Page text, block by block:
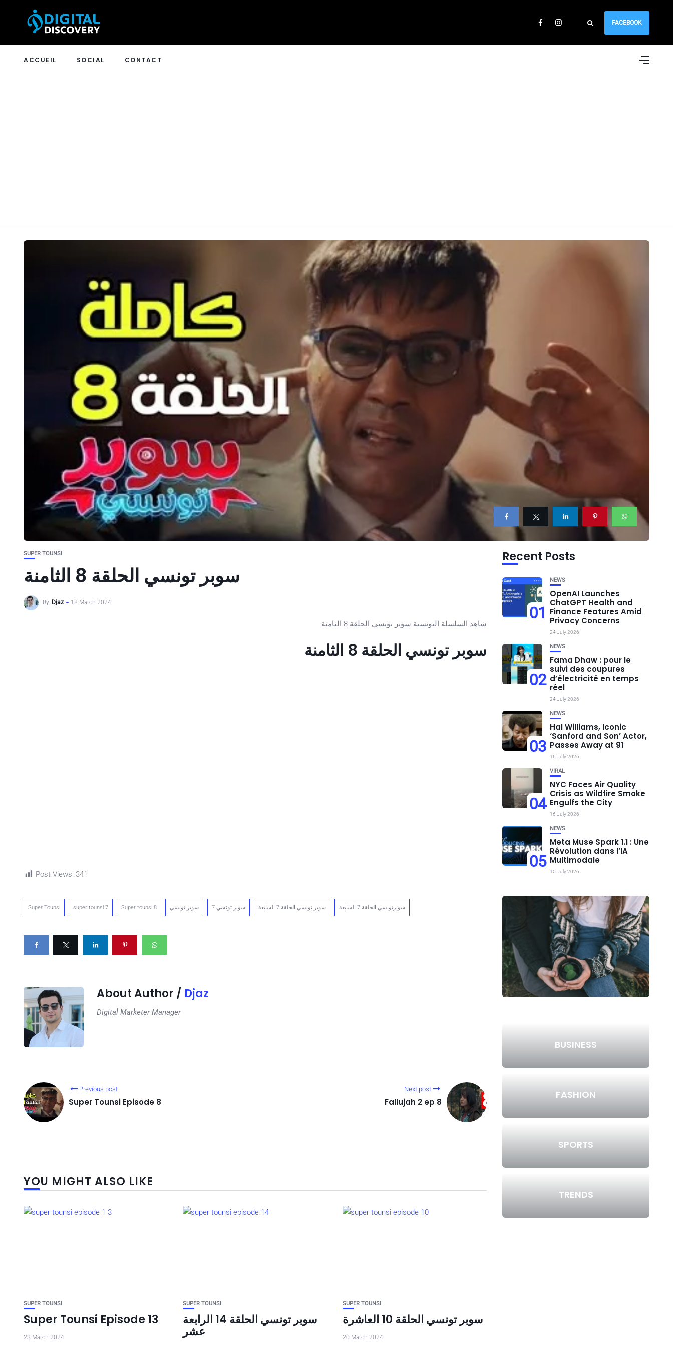
FACEBOOK
ACCUEIL SOCIAL CONTACT
SUPER TOUNSI
سوبر تونسي الحلقة 8 الثامنة
By Djaz 18 March 2024
شاهد السلسلة التونسية سوبر تونسي الحلقة 8 الثامنة
سوبر تونسي الحلقة 8 الثامنة
Post Views: 341
Super Tounsi super tounsi 7 Super tounsi 8 سوبر تونسي سوبر تونسي 7 سوبر تونسي الحلقة 7 السابعة سوبرتونسي الحلقة 7 السابعة
About Author / Djaz
Digital Marketer Manager
Previous post
Super Tounsi Episode 8
Next post
Fallujah 2 ep 8
YOU MIGHT ALSO LIKE
SUPER TOUNSI
Super Tounsi Episode 13
23 March 2024
SUPER TOUNSI
سوبر تونسي الحلقة 14 الرابعة
عشر
SUPER TOUNSI
سوبر تونسي الحلقة 10 العاشرة
20 March 2024
Recent Posts
01
NEWS
OpenAI Launches
ChatGPT Health and
Finance Features Amid
Privacy Concerns
24 July 2026
02
NEWS
Fama Dhaw : pour le
suivi des coupures
d’électricité en temps
réel
24 July 2026
03
NEWS
Hal Williams, Iconic
‘Sanford and Son’ Actor,
Passes Away at 91
16 July 2026
04
VIRAL
NYC Faces Air Quality
Crisis as Wildfire Smoke
Engulfs the City
16 July 2026
05
NEWS
Meta Muse Spark 1.1 : Une
Révolution dans l’IA
Multimodale
15 July 2026
BUSINESS
FASHION
SPORTS
TRENDS